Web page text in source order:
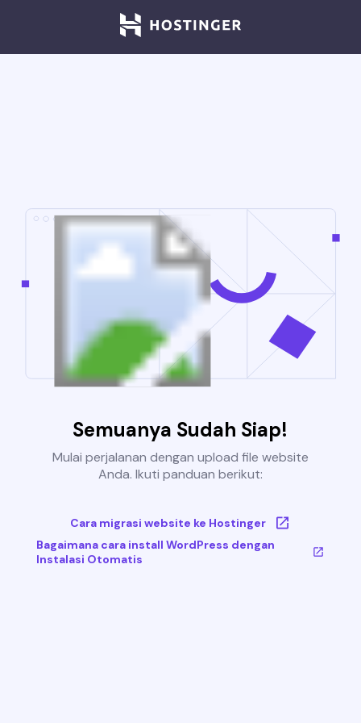
Semuanya Sudah Siap!
Mulai perjalanan dengan upload file website
Anda. Ikuti panduan berikut:
Cara migrasi website ke Hostinger
Bagaimana cara install WordPress dengan
Instalasi Otomatis